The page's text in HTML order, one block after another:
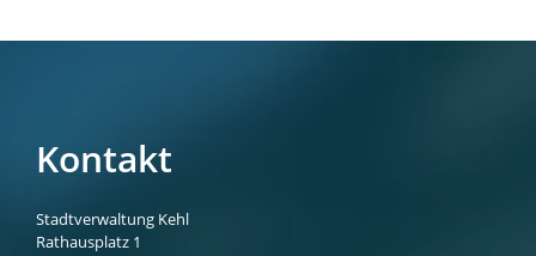
Kontakt
Stadtverwaltung Kehl
Rathausplatz 1